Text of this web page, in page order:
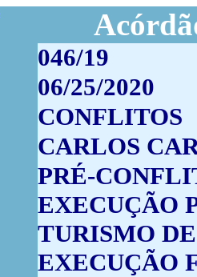
046/19
06/25/2020
CONFLITOS
CARLOS
PRÉ-
EXECUÇÃO
TURISMO
EXECUÇÃO